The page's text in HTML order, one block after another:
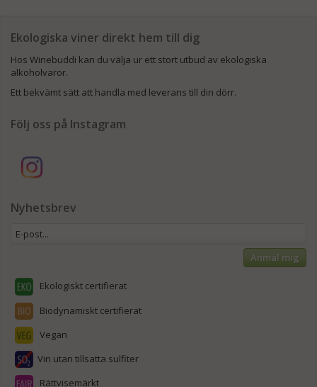
Ekologiska viner direkt hem till dig
Hos Winebuddi kan du välja ur ett stort utbud av ekologiska
alkoholvaror.
Ett bekvämt sätt att handla med leverans till din dörr.
Följ oss på Instagram
Nyhetsbrev
Anmäl mig
Ekologiskt certifierat
Biodynamiskt certifierat
Vegan
Vin utan tillsatta sulfiter
Rättvisemärkt